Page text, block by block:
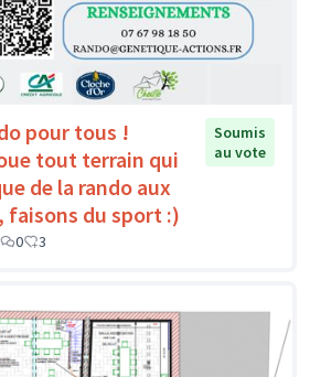
pour tous !
tout terrain qui
de la rando aux
faisons du sport :)
Soumis
au vote
0 3